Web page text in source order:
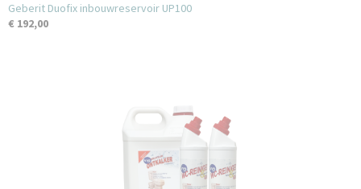
Geberit Duofix inbouwreservoir UP100
€ 192,00